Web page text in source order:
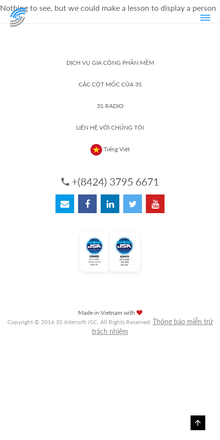
Nothing to see, but we could make a lesson to display a person
DỊCH VỤ GIA CÔNG PHẦN MỀM
CÁC CỘT MỐC CỦA 3S
3S RADIO
LIÊN HỆ VỚI CHÚNG TÔI
Tiếng Việt
+(8424) 3795 6671
Made in Vietnam with
Copyright © 2016 3S Intersoft JSC. All Rights Reserved. Thông báo miễn trừ
trách nhiệm